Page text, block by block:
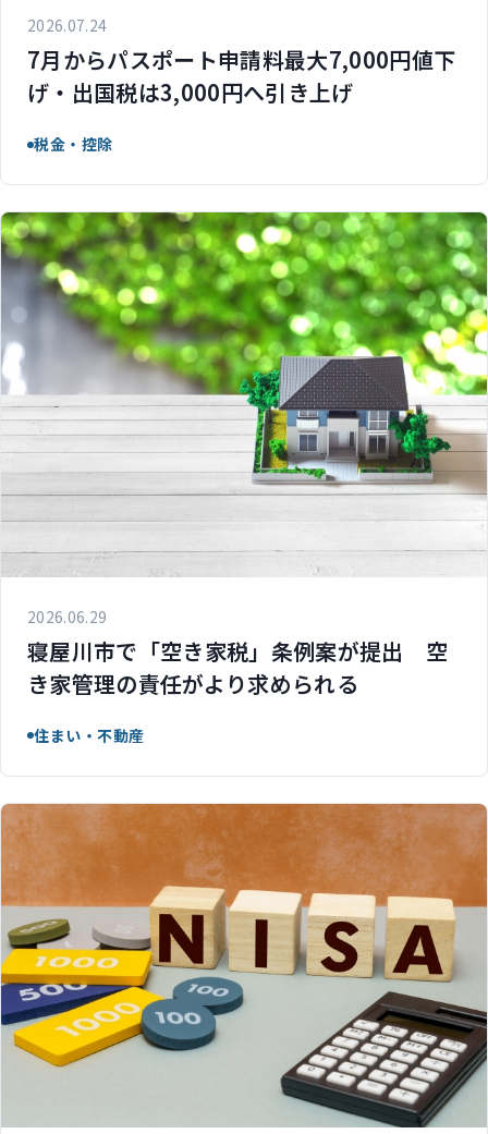
2026.07.24
7月からパスポート申請料最大7,000円値下
げ・出国税は3,000円へ引き上げ
税金・控除
2026.06.29
寝屋川市で「空き家税」条例案が提出 空
き家管理の責任がより求められる
住まい・不動産